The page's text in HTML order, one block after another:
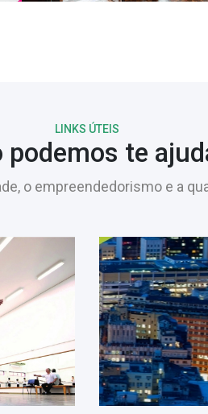
LINKS ÚTEIS
podemos te
o empreendedorismo e a